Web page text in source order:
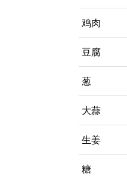
鸡肉
豆腐
葱
大蒜
生姜
糖